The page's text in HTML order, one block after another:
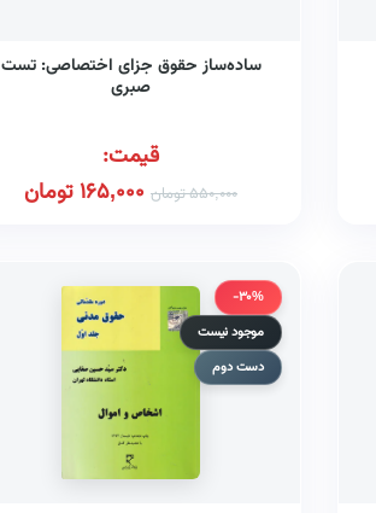
ساده‌ساز حقوق جزای اختصاصی: تست
صبری
قیمت:
550,000تومان 165,000تومان
-30%
موجود نیست
دست دوم